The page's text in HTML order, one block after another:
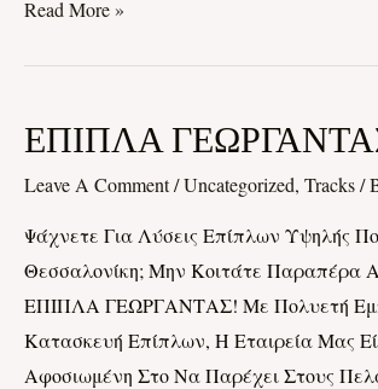
Read More »
ΕΠΙΠΛΑ
Leave A Comment/Uncategorized, Tracks/
Ψάχνετε Για Λύσεις Επίπλων Υψηλής
Θεσσαλονίκη; Μην Κοιτάτε Παραπέρα
ΕΠΙΠΛΑ ΓΕΩΡΓΑΝΤΑΣ! Με Πολυετή
Κατασκευή Επίπλων, Η Εταιρεία Μας
Αφοσιωμένη Στο Να Παρέχει Στους
ΕΠΙΠΛΑ